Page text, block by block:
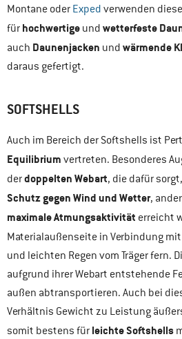
Montane oder Exped verwenden
für hochwertige und wetterfeste
auch Daunenjacken und wärmende
daraus gefertigt.
SOFTSHELLS
Auch im Bereich der Softshells ist
Equilibrium vertreten. Besonderes
derdoppelten Webart, die dafür
Schutz gegen Wind und Wetter,
maximale Atmungsaktivität erreicht
Materialaußenseite in Verbindung
und leichten Regen vom Träger fern.
aufgrund ihrer Webart entstehende
außen abtransportieren. Auch bei
Verhältnis Gewicht zu Leistung
somit bestens für leichte Softshells